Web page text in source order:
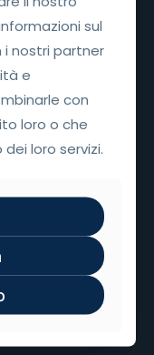
&
per
sul
i nostri partner
e
con
loro o che
loro servizi.
sul
i nostri partner
e
con
loro o che
loro servizi.